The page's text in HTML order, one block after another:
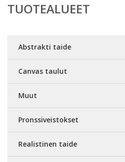
TUOTEALUEET
Abstrakti taide
Canvas taulut
Muut
Pronssiveistokset
Realistinen taide